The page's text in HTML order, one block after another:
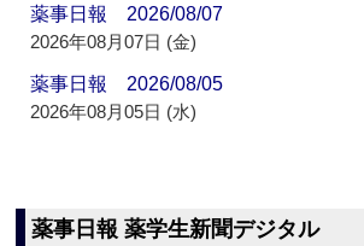
薬事日報 2026/08/07
2026年08月07日 (金)
薬事日報 2026/08/05
2026年08月05日 (水)
薬事日報 薬学生新聞デジタル